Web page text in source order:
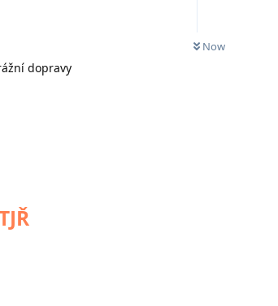
Now
dopravy